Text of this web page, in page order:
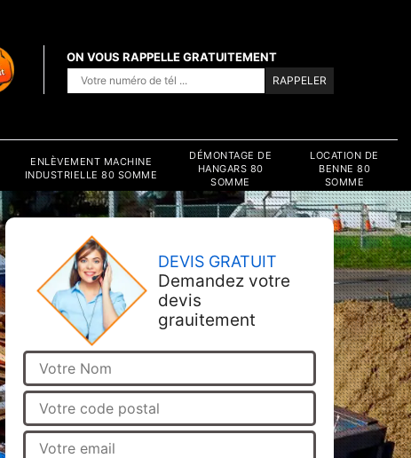
ON VOUS RAPPELLE GRATUITEMENT
ENLÈVEMENT MACHINE
INDUSTRIELLE 80 SOMME
DÉMONTAGE DE
HANGARS 80
SOMME
LOCATION DE
BENNE 80
SOMME
DEVIS GRATUIT
Demandez votre
devis
grauitement